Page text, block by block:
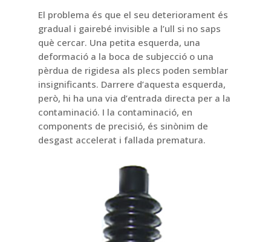
El problema és que el seu deteriorament és
gradual i gairebé invisible a l’ull si no saps
què cercar. Una petita esquerda, una
deformació a la boca de subjecció o una
pèrdua de rigidesa als plecs poden semblar
insignificants. Darrere d’aquesta esquerda,
però, hi ha una via d’entrada directa per a la
contaminació. I la contaminació, en
components de precisió, és sinònim de
desgast accelerat i fallada prematura.